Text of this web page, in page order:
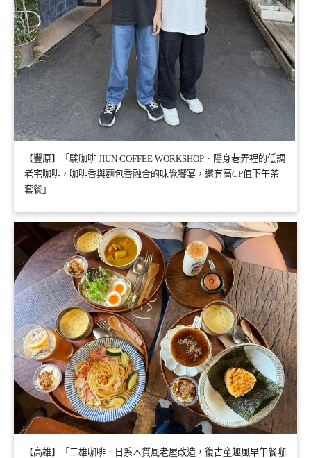
【豐原】「駿咖啡 JIUN COFFEE WORKSHOP．隱身巷弄裡的低調
老宅咖啡，咖啡香與麵包香融合的味覺饗宴，還有高CP值下午茶
套餐」
【高雄】「二雄咖啡．日系木質風老屋改造，復古童趣風早午餐咖